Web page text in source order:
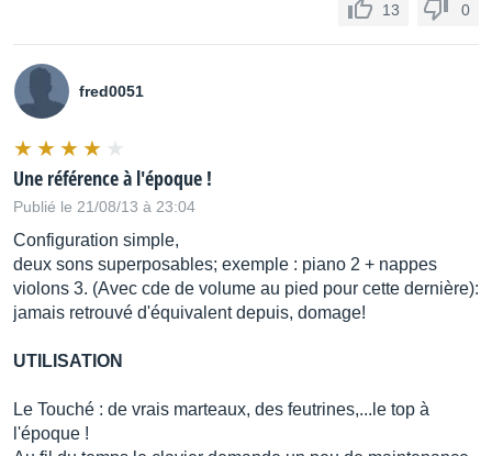
13 0
fred0051
Une référence à l'époque !
Publié le 21/08/13 à 23:04
Configuration simple,
deux sons superposables; exemple : piano 2 + nappes
violons 3. (Avec cde de volume au pied pour cette dernière):
jamais retrouvé d'équivalent depuis, domage!
UTILISATION
Le Touché : de vrais marteaux, des feutrines,...le top à
l'époque !